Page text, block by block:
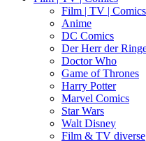
Film | TV |
Anime
DC Comics
Der Herr der
Doctor Who
Game of Thrones
Harry Potter
Marvel Comics
Star Wars
Walt Disney
Film & TV diverse